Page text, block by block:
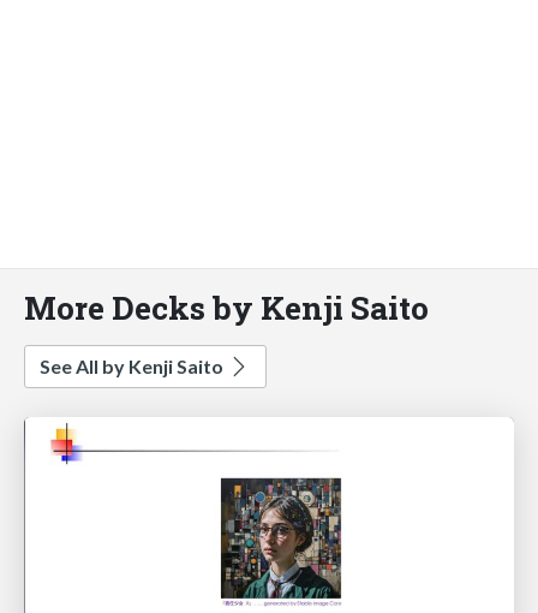
More Decks by Kenji Saito
See All by Kenji Saito